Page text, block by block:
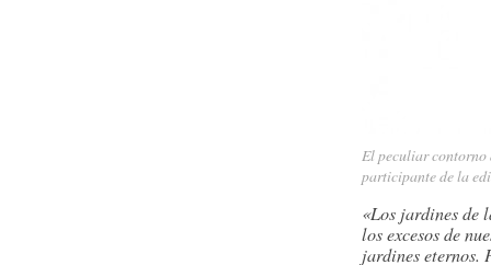
El peculiar contorno
participante de la
«Los jardines de
los excesos de
jardines eternos.